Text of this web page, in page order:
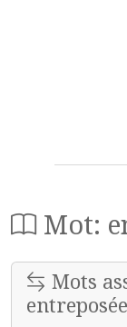
Mot:
Mots
entreposée